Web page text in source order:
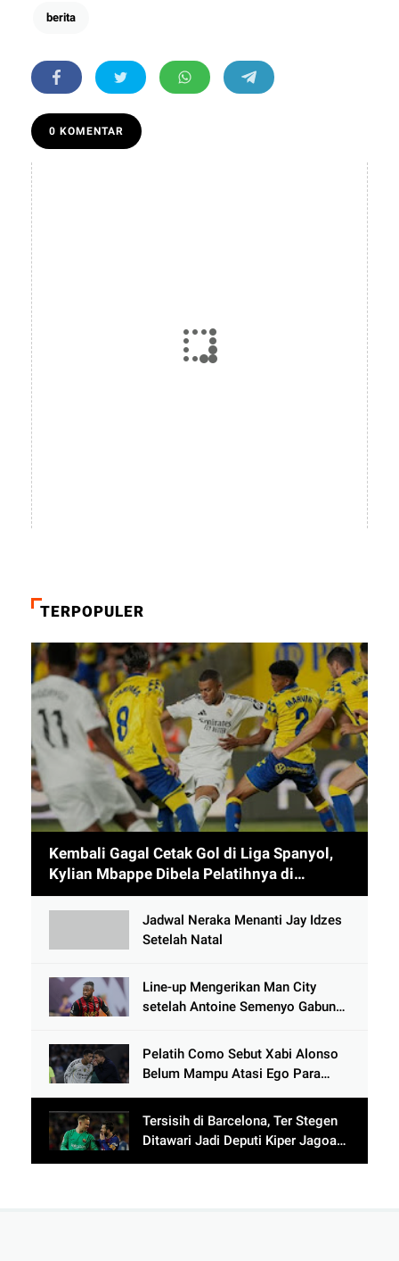
berita
0 KOMENTAR
TERPOPULER
Kembali Gagal Cetak Gol di Liga Spanyol,
Kylian Mbappe Dibela Pelatihnya di
Timnas Prancis
Jadwal Neraka Menanti Jay Idzes
Setelah Natal
Line-up Mengerikan Man City
setelah Antoine Semenyo Gabung,
Ngos-ngosan
Pelatih Como Sebut Xabi Alonso
Belum Mampu Atasi Ego Para
Tersisih di Barcelona, Ter Stegen
Ditawari Jadi Deputi Kiper Jagoan
Lionel Messi